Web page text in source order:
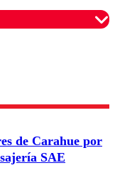
garantizar un
de Carahue por
SAE